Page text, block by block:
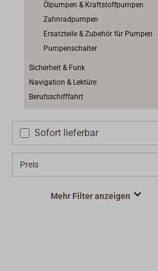
Ölpumpen & Kraftstoffpumpen
Zahnradpumpen
Ersatzteile & Zubehör für Pumpen
Pumpenschalter
Sicherheit & Funk
Navigation & Lektüre
Berufsschifffahrt
Sofort lieferbar
Preis
Mehr Filter anzeigen